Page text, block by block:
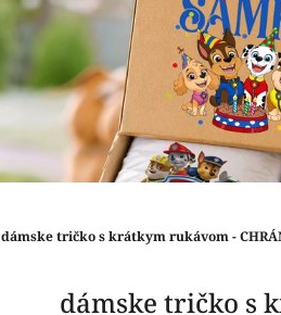
dámske tričko s krátkym rukávom -
dámske tričko s